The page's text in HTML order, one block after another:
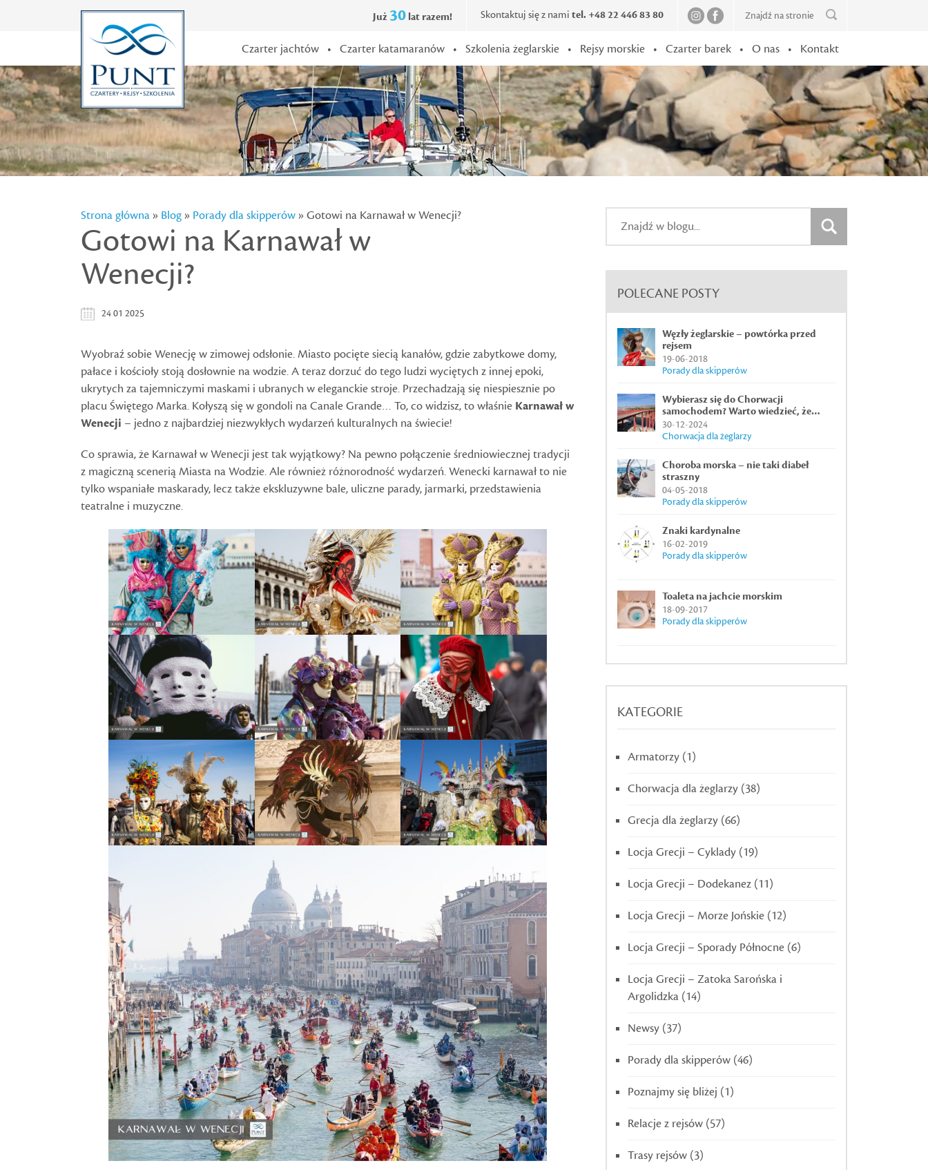
Skontaktuj się z nami tel. +48 22 446 83 80
Już 30 lat razem!
Czarter jachtów • Czarter katamaranów • Szkolenia żeglarskie • Rejsy morskie • Czarter barek • O nas • Kontakt
Strona główna» Blog» Porady dla skipperów» Gotowi na Karnawał w Wenecji?
Gotowi na Karnawał w
Wenecji?
24 01 2025
Wyobraź sobie Wenecję w zimowej odsłonie. Miasto pocięte siecią kanałów, gdzie zabytkowe domy,
pałace i kościoły stoją dosłownie na wodzie. A teraz dorzuć do tego ludzi wyciętych z innej epoki,
ukrytych za tajemniczymi maskami i ubranych w eleganckie stroje. Przechadzają się niespiesznie po
placu Świętego Marka. Kołyszą się w gondoli na Canale Grande… To, co widzisz, to właśnie Karnawał w
Wenecji – jedno z najbardziej niezwykłych wydarzeń kulturalnych na świecie!
Co sprawia, że Karnawał w Wenecji jest tak wyjątkowy? Na pewno połączenie średniowiecznej tradycji
z magiczną scenerią Miasta na Wodzie. Ale również różnorodność wydarzeń. Wenecki karnawał to nie
tylko wspaniałe maskarady, lecz także ekskluzywne bale, uliczne parady, jarmarki, przedstawienia
teatralne i muzyczne.
POLECANE POSTY
Węzły żeglarskie – powtórka przed
rejsem
19-06-2018
Porady dla skipperów
Wybierasz się do Chorwacji
samochodem? Warto wiedzieć, że…
30-12-2024
Chorwacja dla żeglarzy
Choroba morska – nie taki diabeł
straszny
04-05-2018
Porady dla skipperów
Znaki kardynalne
16-02-2019
Porady dla skipperów
Toaleta na jachcie morskim
18-09-2017
Porady dla skipperów
KATEGORIE
Armatorzy (1)
Chorwacja dla żeglarzy (38)
Grecja dla żeglarzy (66)
Locja Grecji – Cyklady (19)
Locja Grecji – Dodekanez (11)
Locja Grecji – Morze Jońskie (12)
Locja Grecji – Sporady Północne (6)
Locja Grecji – Zatoka Sarońska i
Argolidzka (14)
Newsy (37)
Porady dla skipperów (46)
Poznajmy się bliżej (1)
Relacje z rejsów (57)
Trasy rejsów (3)